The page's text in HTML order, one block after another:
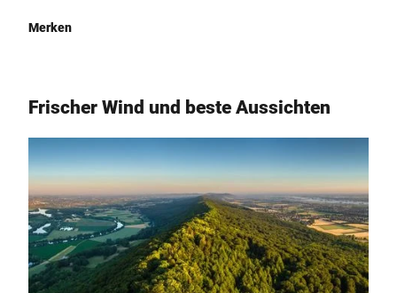
Merken
Frischer Wind und beste Aussichten